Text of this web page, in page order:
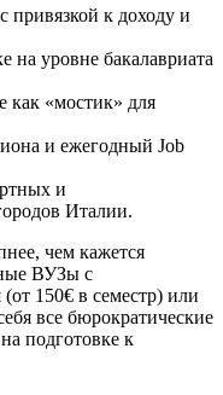
привязкой к доходу и
на уровне бакалавриата
как «мостик» для
и ежегодный Job
и
Италии.
чем кажется
ВУЗы с
150€ в семестр) или
все бюрократические
подготовке к